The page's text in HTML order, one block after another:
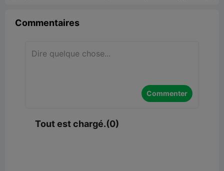
Commentaires
Commenter
Tout est chargé.(0)